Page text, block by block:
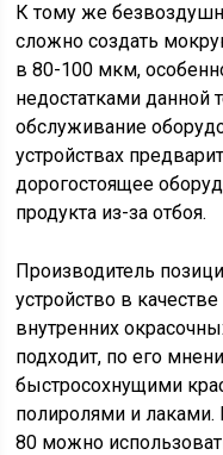
К тому же
сложно создать
в 80-100 мкм,
недостатками данной
обслуживание
устройствах
дорогостоящее
продукта из-за отбоя.
Производитель
устройство в
внутренних
подходит, по его
быстросохнущими
полиролями и
80 можно